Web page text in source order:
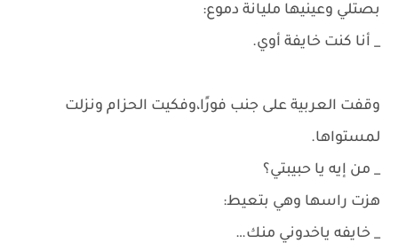
بصتلي وعينيها مليانة دموع:
_ أنا كنت خايفة أوي.
وقفت العربية على جنب فورًا،وفكيت الحزام ونزلت
لمستواها.
_ من إيه يا حبيبتي؟
هزت راسها وهي بتعيط:
_ خايفه ياخدوني منك…